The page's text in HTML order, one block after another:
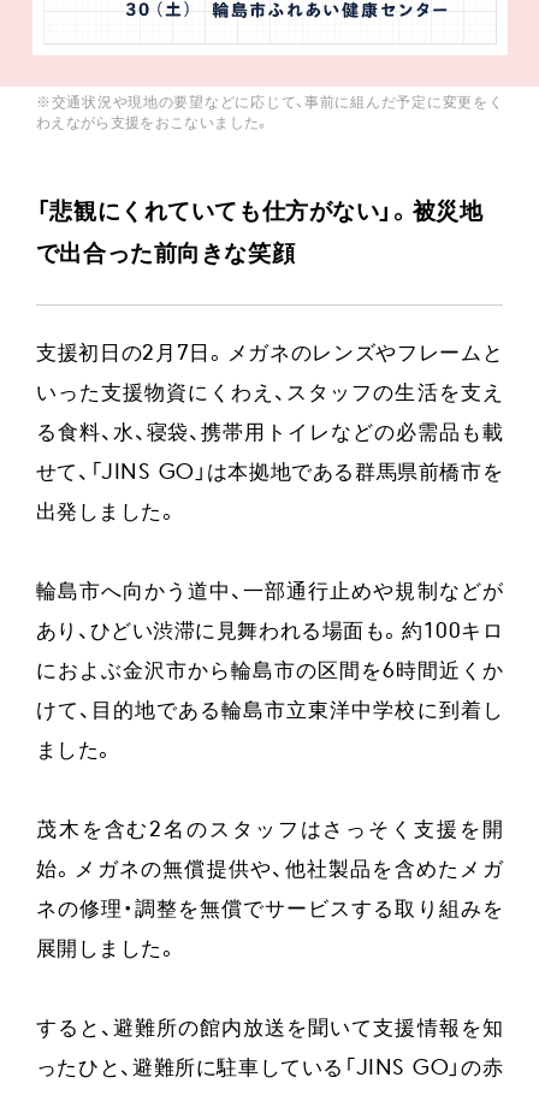
※交通状況や現地の要望などに応じて、事前に組んだ予定に変更をく
わえながら支援をおこないました。
「悲観にくれていても仕方がない」。被災地
で出合った前向きな笑顔
支援初日の2月7日。メガネのレンズやフレームと
いった支援物資にくわえ、スタッフの生活を支え
る食料、水、寝袋、携帯用トイレなどの必需品も載
せて、「JINS GO」は本拠地である群馬県前橋市を
出発しました。
輪島市へ向かう道中、一部通行止めや規制などが
あり、ひどい渋滞に見舞われる場面も。約100キロ
におよぶ金沢市から輪島市の区間を6時間近くか
けて、目的地である輪島市立東洋中学校に到着し
ました。
茂木を含む2名のスタッフはさっそく支援を開
始。メガネの無償提供や、他社製品を含めたメガ
ネの修理・調整を無償でサービスする取り組みを
展開しました。
すると、避難所の館内放送を聞いて支援情報を知
ったひと、避難所に駐車している「JINS GO」の赤